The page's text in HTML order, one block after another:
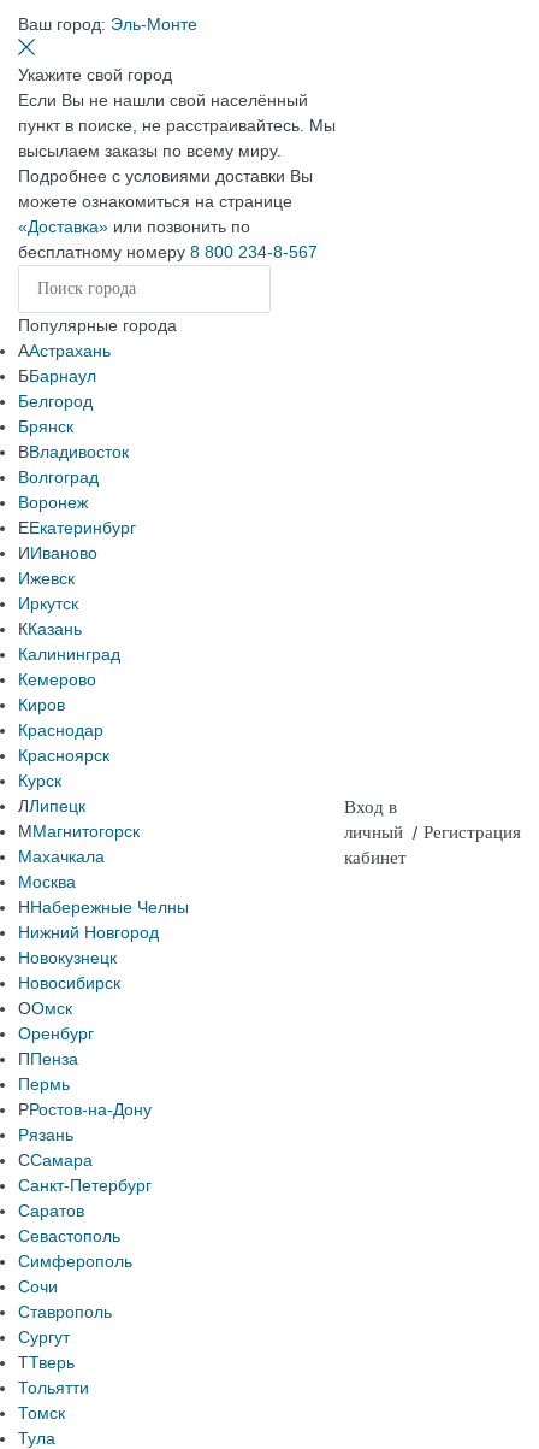
Ваш город: Эль-Монте
Укажите свой город
Если Вы не нашли свой населённый
пункт в поиске, не расстраивайтесь. Мы
высылаем заказы по всему миру.
Подробнее с условиями доставки Вы
можете ознакомиться на странице
«Доставка» или позвонить по
бесплатному номеру 8 800 234-8-567
Популярные города
ААстрахань
ББарнаул
Белгород
Брянск
ВВладивосток
Волгоград
Воронеж
ЕЕкатеринбург
ИИваново
Ижевск
Иркутск
ККазань
Калининград
Кемерово
Киров
Краснодар
Красноярск
Курск
ЛЛипецк
ММагнитогорск
Махачкала
Москва
ННабережные Челны
Нижний Новгород
Новокузнецк
Новосибирск
ООмск
Оренбург
ППенза
Пермь
РРостов-на-Дону
Рязань
ССамара
Санкт-Петербург
Саратов
Севастополь
Симферополь
Сочи
Ставрополь
Сургут
ТТверь
Тольятти
Томск
Тула
Вход в
личный
кабинет
/ Регистрация